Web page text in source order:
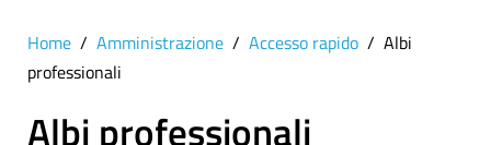
Home Amministrazione Accesso rapido
Albi
professionali
Albi professionali